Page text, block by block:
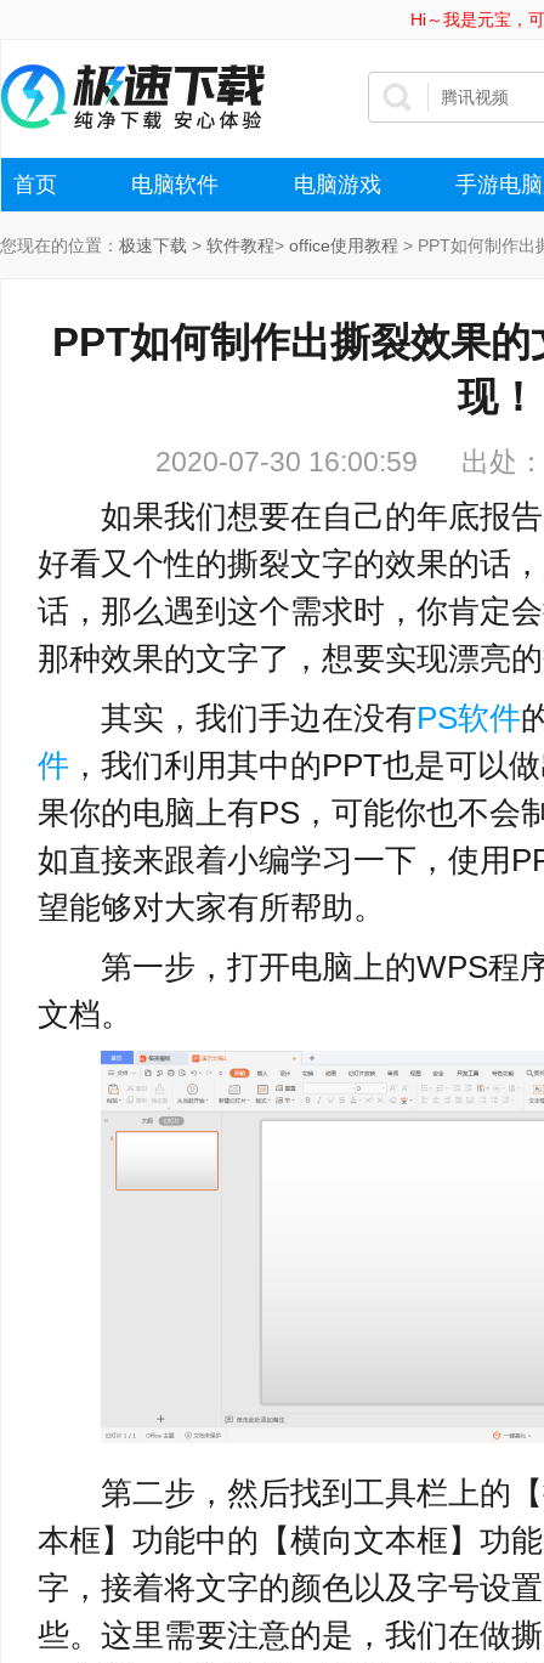
Hi～我是元宝，
首页 电脑软件 电脑游戏 手游电
您现在的位置： 极速下载 > 软件教程> office使用教程 > PPT如何制作出
PPT如何制作出撕裂效果
现！
2020-07-30 16:00:59 出处
如果我们想要在自己的年底报告
好看又个性的撕裂文字的效果的话
话，那么遇到这个需求时，你肯定
那种效果的文字了，想要实现漂亮
其实，我们手边在没有PS软件
件 ，我们利用其中的PPT也是可以
果你的电脑上有PS，可能你也不会
如直接来跟着小编学习一下，使用
望能够对大家有所帮助。
第一步，打开电脑上的WPS程
文档。
第二步，然后找到工具栏上的【
本框】功能中的【横向文本框】功
字，接着将文字的颜色以及字号设
些。这里需要注意的是，我们在做